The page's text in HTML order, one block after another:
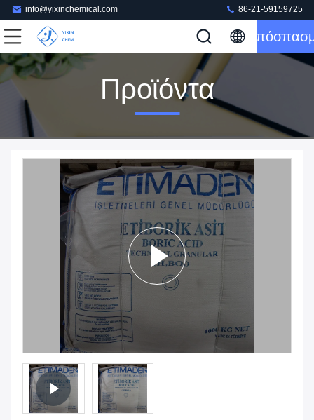
info@yixinchemical.com 86-21-59159725
Προϊόντα